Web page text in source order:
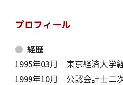
プロフィール
経歴
1995年03月
東京経済大学
1999年10月
公認会計士二